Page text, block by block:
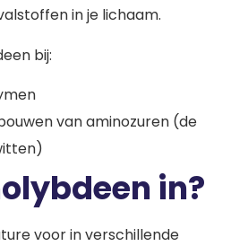
in je lichaam.
bij:
van aminozuren (de
in?
voor in verschillende